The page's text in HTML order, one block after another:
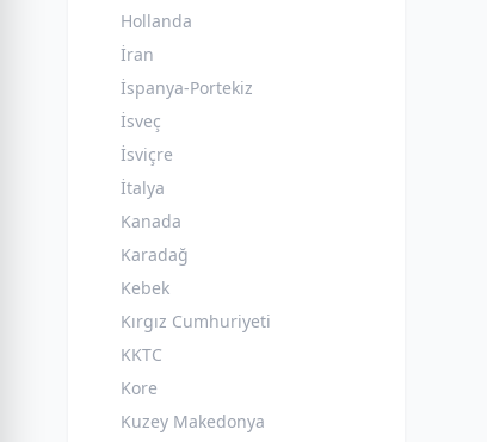
Hollanda
İran
İspanya-Portekiz
İsveç
İsviçre
İtalya
Kanada
Karadağ
Kebek
Kırgız Cumhuriyeti
KKTC
Kore
Kuzey Makedonya